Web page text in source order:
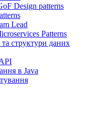
Design patterns
Lead
Patterns
структури даних
в Java